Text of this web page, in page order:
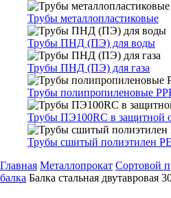
Трубы металлопластиковые
Трубы ПНД (ПЭ) для воды
Трубы ПНД (ПЭ) для газа
Трубы полипропиленовые
Трубы ПЭ100RC в защитной
Трубы сшитый полиэтилен
Главная Металлопрокат Сортовой
балка Балка стальная двутавровая